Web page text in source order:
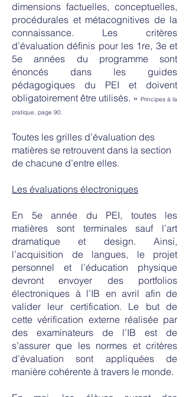
dimensions factuelles, conceptuelles,
procédurales et métacognitives de la
connaissance. Les critères
d’évaluation définis pour les 1re, 3e et
5e années du programme sont
énoncés dans les guides
pédagogiques du PEI et doivent
obligatoirement être utilisés. » Principes à la
pratique, page 90.
Toutes les grilles d’évaluation des
matières se retrouvent dans la section
de chacune d’entre elles.
Les évaluations électroniques
En 5e année du PEI, toutes les
matières sont terminales sauf l’art
dramatique et design. Ainsi,
l’acquisition de langues, le projet
personnel et l’éducation physique
devront envoyer des portfolios
électroniques à l’IB en avril afin de
valider leur certification. Le but de
cette vérification externe réalisée par
des examinateurs de l’IB est de
s’assurer que les normes et critères
d’évaluation sont appliquées de
manière cohérente à travers le monde.